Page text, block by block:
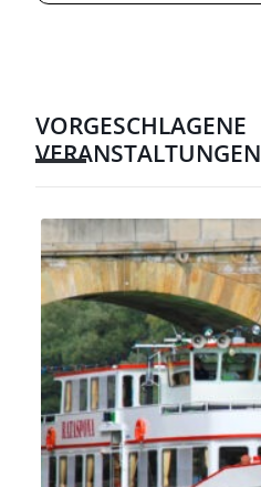
VORGESCHLAGENE
VERANSTALTUNGEN